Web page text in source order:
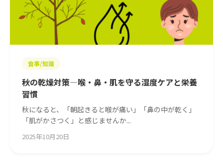
食事/知識
秋の乾燥対策—喉・鼻・肌を守る湿度ケアと栄養
習慣
秋になると、「朝起きると喉が痛い」「鼻の中が乾く」
「肌がかさつく」と感じませんか...
2025年10月20日